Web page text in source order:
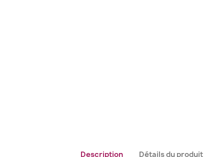
Description Détails du produit